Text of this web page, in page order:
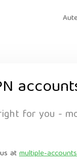
for you -
atmultiple-